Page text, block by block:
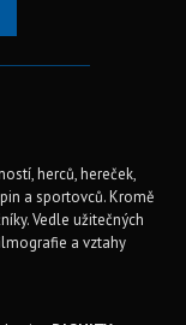
herců, hereček,
a sportovců. Kromě
Vedle užitečných
a vztahy